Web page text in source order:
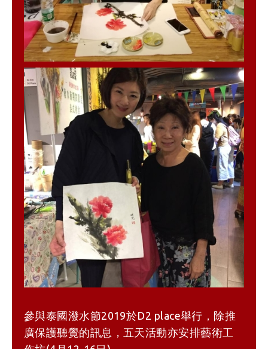
參與泰國潑水節2019於D2 place舉行，除推
廣保護聽覺的訊息，五天活動亦安排藝術工